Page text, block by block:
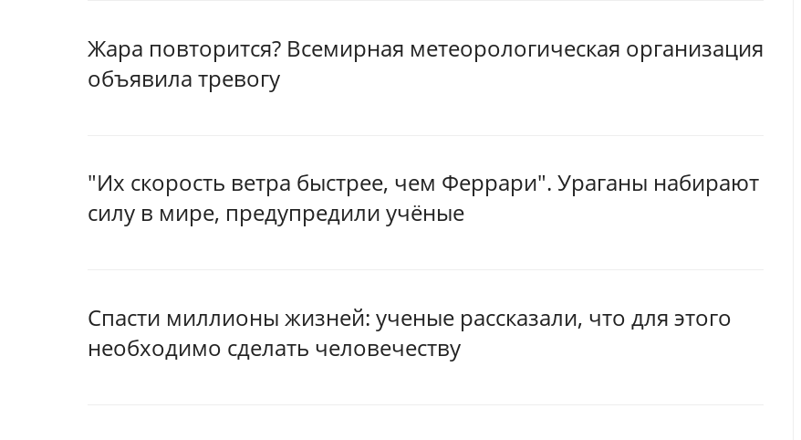
Жара повторится? Всемирная метеорологическая организация
объявила тревогу
"Их скорость ветра быстрее, чем Феррари". Ураганы набирают
силу в мире, предупредили учёные
Спасти миллионы жизней: ученые рассказали, что для этого
необходимо сделать человечеству